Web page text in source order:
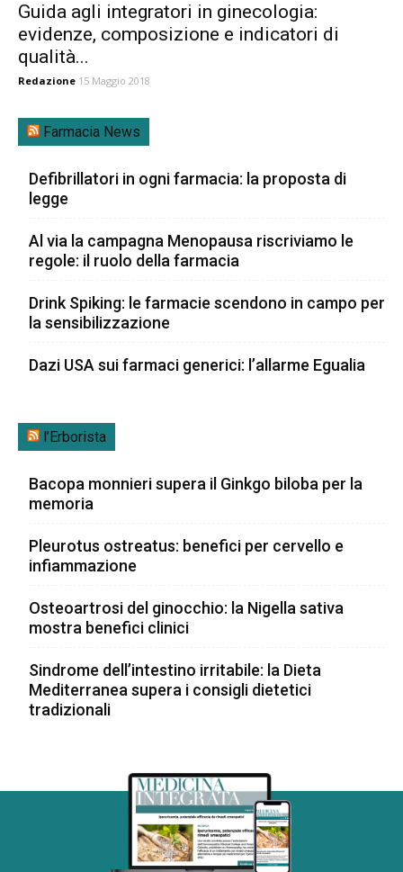
Guida agli integratori in ginecologia:
evidenze, composizione e indicatori di
qualità...
Redazione 15 Maggio 2018
Farmacia News
Defibrillatori in ogni farmacia: la proposta di
legge
Al via la campagna Menopausa riscriviamo le
regole: il ruolo della farmacia
Drink Spiking: le farmacie scendono in campo per
la sensibilizzazione
Dazi USA sui farmaci generici: l’allarme Egualia
l’Erborista
Bacopa monnieri supera il Ginkgo biloba per la
memoria
Pleurotus ostreatus: benefici per cervello e
infiammazione
Osteoartrosi del ginocchio: la Nigella sativa
mostra benefici clinici
Sindrome dell’intestino irritabile: la Dieta
Mediterranea supera i consigli dietetici
tradizionali